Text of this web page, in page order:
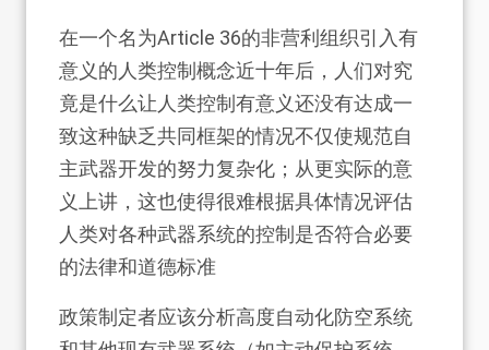
在一个名为Article 36的非营利组织引入有
意义的人类控制概念近十年后，人们对究
竟是什么让人类控制有意义还没有达成一
致这种缺乏共同框架的情况不仅使规范自
主武器开发的努力复杂化；从更实际的意
义上讲，这也使得很难根据具体情况评估
人类对各种武器系统的控制是否符合必要
的法律和道德标准
政策制定者应该分析高度自动化防空系统